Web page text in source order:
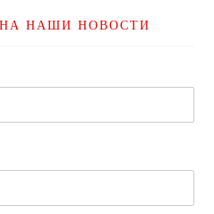
НАШИ НОВОСТИ